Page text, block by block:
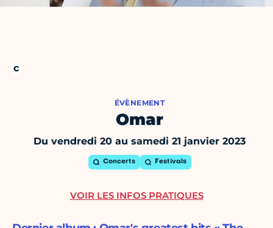
ÉVÈNEMENT
Omar
Du vendredi 20 au samedi 21 janvier 2023
Concerts Festivals
VOIR LES INFOS PRATIQUES